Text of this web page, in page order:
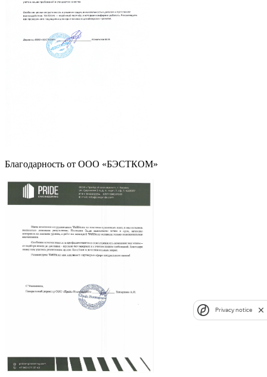
Благодарность от ООО «БЭСТКОМ»
Privacy notice